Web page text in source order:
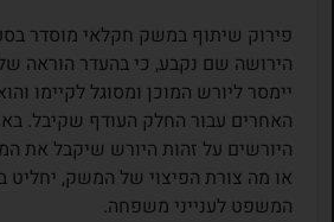
הירושה שם נקבע, כי בהעדר הוראה
יימסר ליורש המוכן ומסוגל לקיימו
האחרים עבור החלק העודף שקיבל.
היורשים על זהות היורש שיקבל את
או מה צורת הפיצוי של המשק, יחליט
המשפט לענייני משפחה.